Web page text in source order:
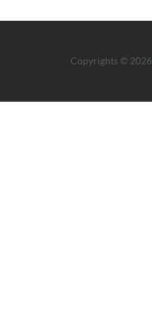
Copyrights © 2026